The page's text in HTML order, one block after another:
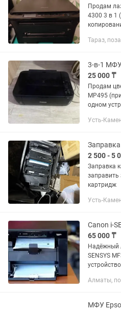
Продам
4300 3 в 1
и
Тараз,
25 000 ₸
Продам
MP495
одном
или
Усть-
2 500 - 5
Заправка
заправить
картридж
Усть-
65 000 ₸
Надёжный
SENSYS
Алматы,